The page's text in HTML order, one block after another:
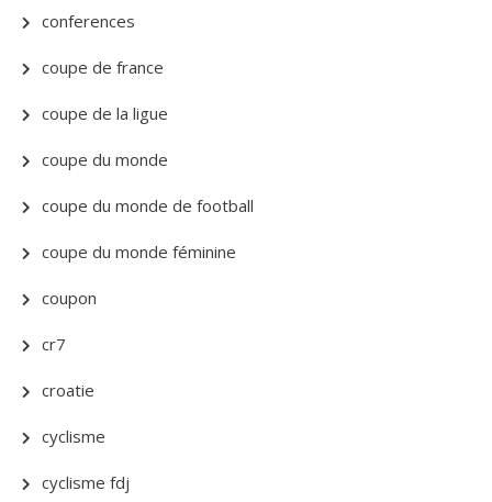
conferences
coupe de france
coupe de la ligue
coupe du monde
coupe du monde de football
coupe du monde féminine
coupon
cr7
croatie
cyclisme
cyclisme fdj